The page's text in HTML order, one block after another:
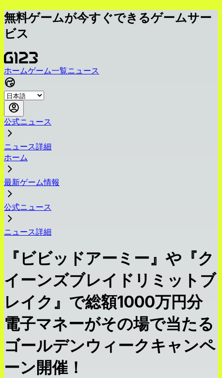
無料ゲームが今すぐできるゲームサー
ビス
ホームゲーム一覧ニュース
公式ニュース
ニュース詳細
ホーム
最新ゲーム情報
公式ニュース
ニュース詳細
『ビビッドアーミー』や『ク
イーンズブレイドリミットブ
レイク』で総額1000万円分
電子マネーがその場で当たる
ゴールデンウィークキャンペ
ーン開催！